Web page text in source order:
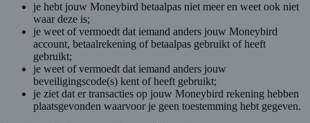
je hebt jouw Moneybird betaalpas niet meer en weet ook niet
waar deze is;
je weet of vermoedt dat iemand anders jouw Moneybird
account, betaalrekening of betaalpas gebruikt of heeft
gebruikt;
je weet of vermoedt dat iemand anders jouw
beveiligingscode(s) kent of heeft gebruikt;
je ziet dat er transacties op jouw Moneybird rekening hebben
plaatsgevonden waarvoor je geen toestemming hebt gegeven.